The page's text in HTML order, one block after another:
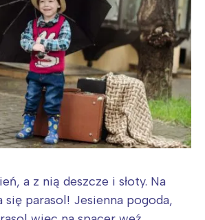
a z nią deszcze i słoty. Na
się parasol! Jesienna pogoda,